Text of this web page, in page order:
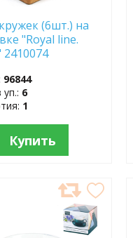
(6шт.) на
"Royal line.
2410074
96844
6
1
Купить